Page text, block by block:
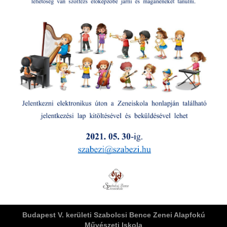
Területi Válogatója
Budapest V. kerületi Szabolcsi Bence Zenei Alapfokú
Művészeti Iskola